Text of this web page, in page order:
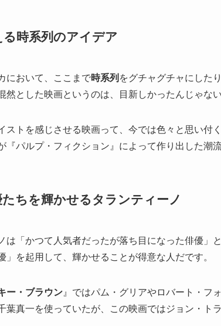
る時系列のアイデア
において、ここまで時系列 をグチャグチャにした
然とした映画というのは、目新しかったんじゃな
ストを感じさせる映画って、今では色々と思い付
『パルプ・フィクション』によって作り出した潮
ちを輝かせるタランティーノ
は「かつて人気者だったが落ち目になった俳優」
」を起用して、輝かせることが得意な人だです。
ー・ブラウン 』ではパム・グリアやロバート・フ
葉真一を使っていたが、この映画ではジョン・ト